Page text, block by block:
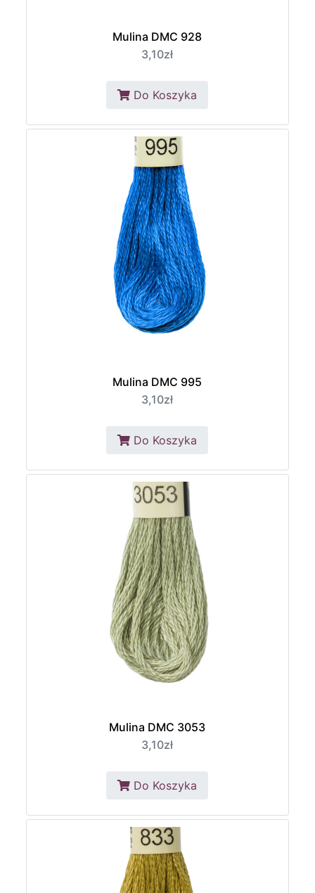
Mulina DMC 928
3,10zł
Do Koszyka
Mulina DMC 995
3,10zł
Do Koszyka
Mulina DMC 3053
3,10zł
Do Koszyka